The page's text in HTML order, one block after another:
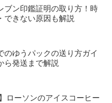
ブン印鑑証明の取り方！時
できない原因も解説
のゆうパックの送り方ガイ
ら発送まで解説
ローソンのアイスコーヒー